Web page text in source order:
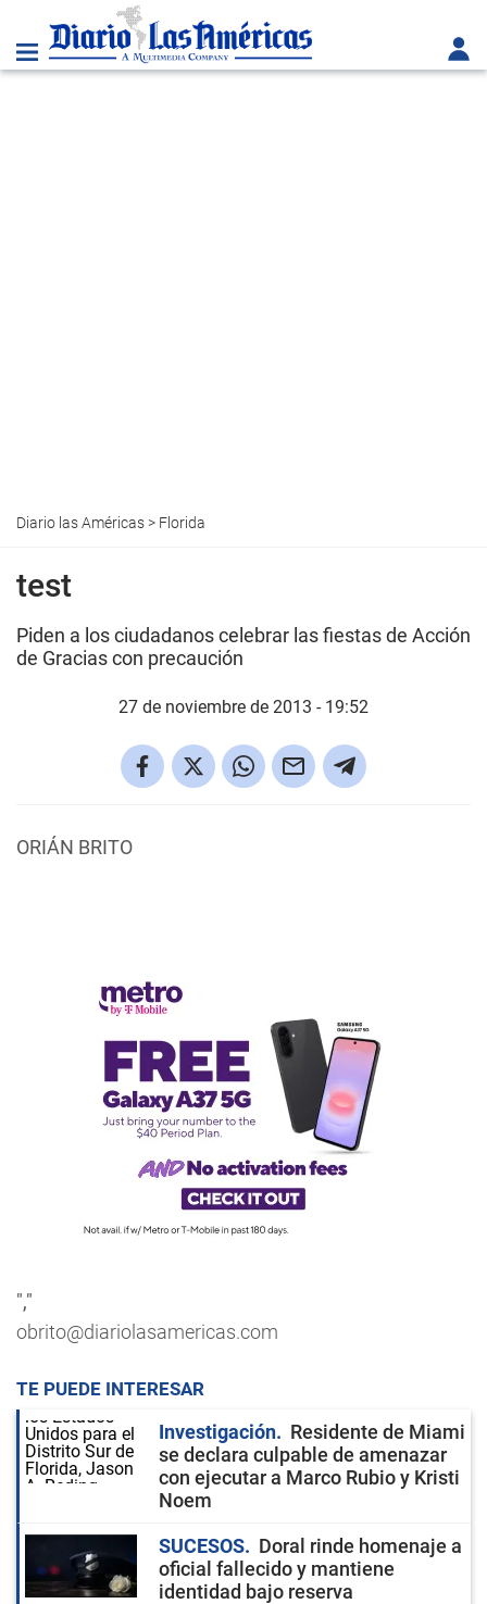
Diario las Américas> Florida
test
Piden a los ciudadanos celebrar las fiestas de Acción
de Gracias con precaución
27 de noviembre de 2013 - 19:52
ORIÁN BRITO
","
obrito@diariolasamericas.com
TE PUEDE INTERESAR
Investigación
Residente de Miami
se declara culpable de amenazar
con ejecutar a Marco Rubio y Kristi
Noem
SUCESOS
Doral rinde homenaje a
oficial fallecido y mantiene
identidad bajo reserva